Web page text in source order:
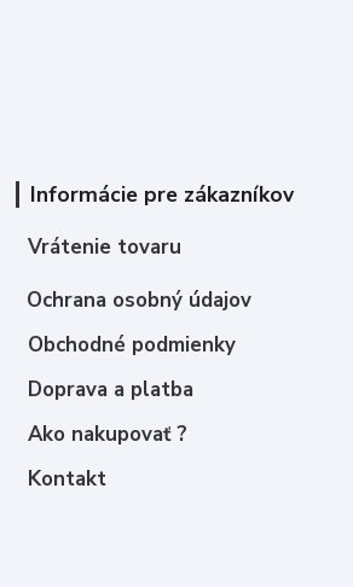
Informácie pre zákazníkov
Vrátenie tovaru
Ochrana osobný údajov
Obchodné podmienky
Doprava a platba
Ako nakupovať ?
Kontakt